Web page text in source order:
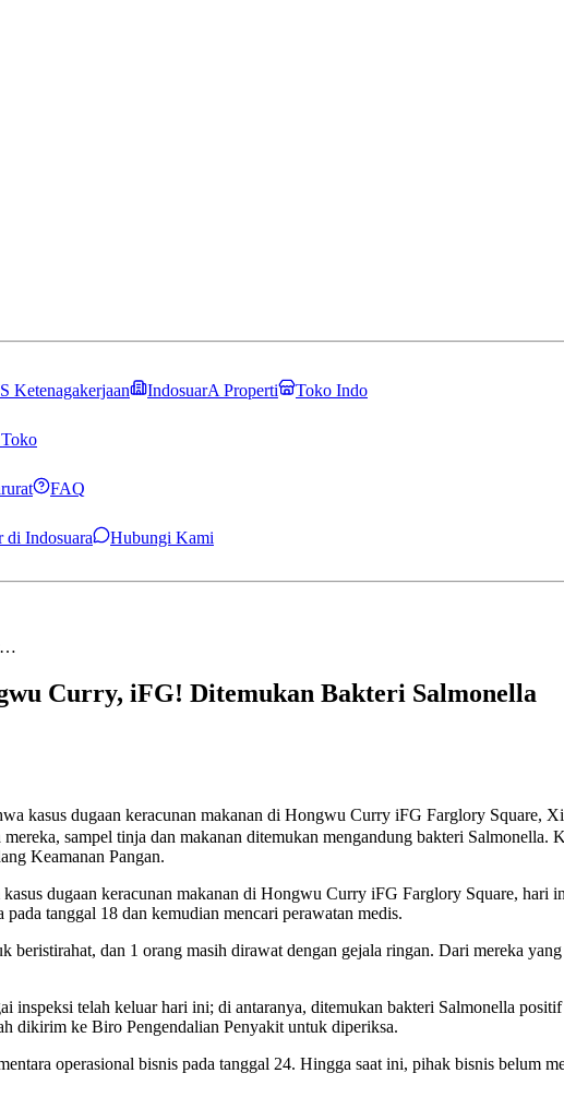
Ketenagakerjaan IndosuarA Properti Toko Indo
FAQ
di Indosuara
Hubungi Kami
Curry, iFG! Ditemukan Bakteri Salmonella
kasus dugaan keracunan makanan di Hongwu Curry iFG Farglory
sampel tinja dan makanan ditemukan mengandung bakteri
Keamanan Pangan.
dugaan keracunan makanan di Hongwu Curry iFG Farglory Square, hari
tanggal 18 dan kemudian mencari perawatan medis.
beristirahat, dan 1 orang masih dirawat dengan gejala ringan. Dari mereka
inspeksi telah keluar hari ini; di antaranya, ditemukan bakteri Salmonella
dikirim ke Biro Pengendalian Penyakit untuk diperiksa.
operasional bisnis pada tanggal 24. Hingga saat ini, pihak bisnis belum